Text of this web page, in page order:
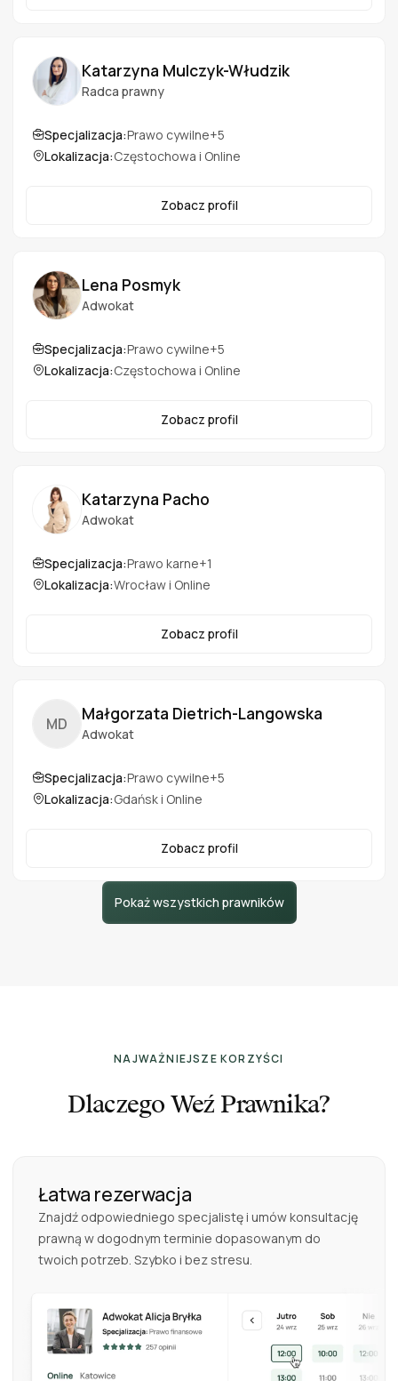
Katarzyna Mulczyk-Włudzik
Radca prawny
Specjalizacja:Prawo cywilne+5
Lokalizacja:Częstochowa i Online
Zobacz profil
Lena Posmyk
Adwokat
Specjalizacja:Prawo cywilne+5
Lokalizacja:Częstochowa i Online
Zobacz profil
Katarzyna Pacho
Adwokat
Specjalizacja:Prawo karne+1
Lokalizacja:Wrocław i Online
Zobacz profil
MD Małgorzata Dietrich-Langowska
Adwokat
Specjalizacja:Prawo cywilne+5
Lokalizacja:Gdańsk i Online
Zobacz profil
Pokaż wszystkich prawników
NAJWAŻNIEJSZE KORZYŚCI
Dlaczego Weź Prawnika?
Łatwa rezerwacja
Znajdź odpowiedniego specjalistę i umów konsultację
prawną w dogodnym terminie dopasowanym do
twoich potrzeb. Szybko i bez stresu.